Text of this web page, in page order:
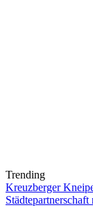
Trending
Kreuzberger